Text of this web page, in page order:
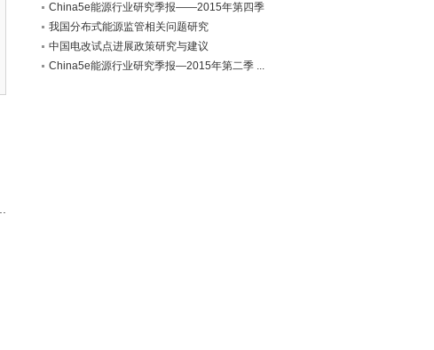
China5e能源行业研究季报——2015年第四季
我国分布式能源监管相关问题研究
中国电改试点进展政策研究与建议
China5e能源行业研究季报—2015年第二季 ...